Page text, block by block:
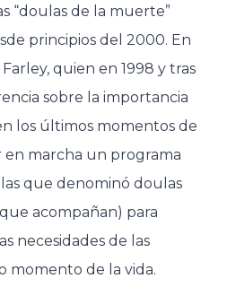
“doulas de la muerte”
principios del 2000. En
quien en 1998 y tras
sobre la importancia
los últimos momentos de
en marcha un programa
que denominó doulas
acompañan) para
necesidades de las
momento de la vida.